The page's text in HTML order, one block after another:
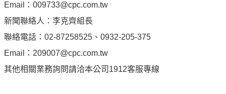
動
專
油
Email：009733@cpc.com.tw
新聞聯絡人：李克齊組長
聯絡電話：02-87258525、0932-205-375
Email：209007@cpc.com.tw
其他相關業務詢問請洽本公司1912客服專線